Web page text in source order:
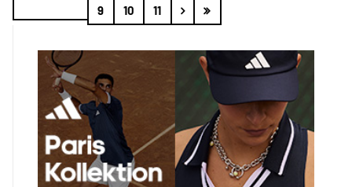
9 10 11